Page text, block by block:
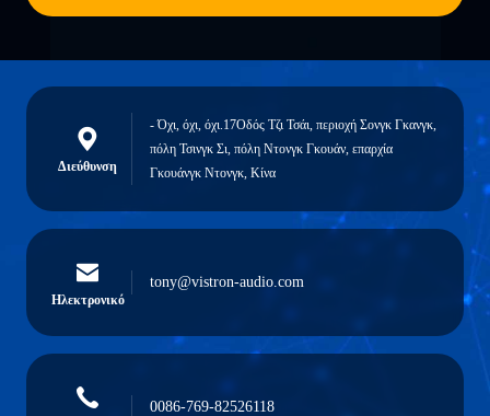
Διεύθυνση
- Όχι, όχι, όχι.17Οδός Τζι Τσάι, περιοχή Σονγκ Γκανγκ,
πόλη Τσινγκ Σι, πόλη Ντονγκ Γκουάν, επαρχία
Γκουάνγκ Ντονγκ, Κίνα
Ηλεκτρονικό
tony@vistron-audio.com
0086-769-82526118